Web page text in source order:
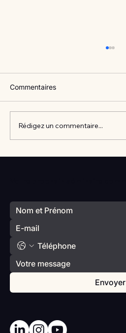
Commentaires
Rédigez un commentaire...
Envoyer